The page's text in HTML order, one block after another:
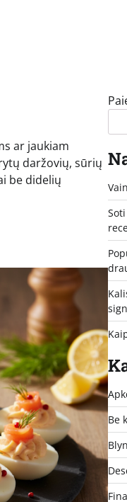
ar jaukiam
daržovių, sūrių
be didelių
Be